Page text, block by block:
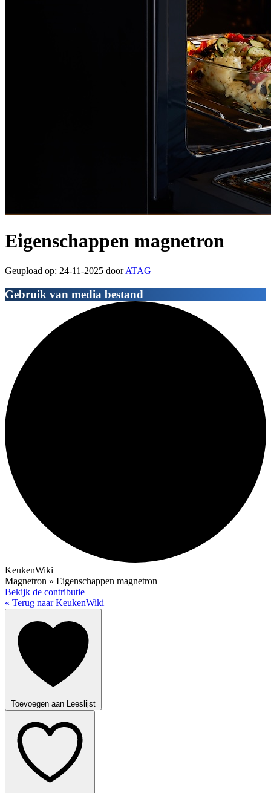
Eigenschappen magnetron
Geupload op: 24-11-2025 doorATAG
Gebruik van media bestand
KeukenWiki
Magnetron » Eigenschappen magnetron
Bekijk de contributie
« Terug naar KeukenWiki
Toevoegen aan Leeslijst